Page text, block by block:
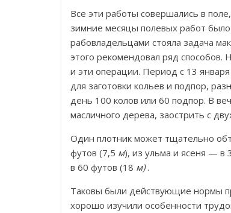
Все эти работы совершались в
зимние месяцы полевых работ
рабовладельцами стояла задача
этого рекомендовал ряд
и эти операции. Период с 13
для заготовки кольев и подпор,
день 100 колов или 60 подпор. В
масличного дерева, заострить с
Один плотник может тщательно
футов (7,5 м), из ульма и ясеня — в
в 60 футов (18 м).
Таковы были действующие нормы
хорошо изучили особенности